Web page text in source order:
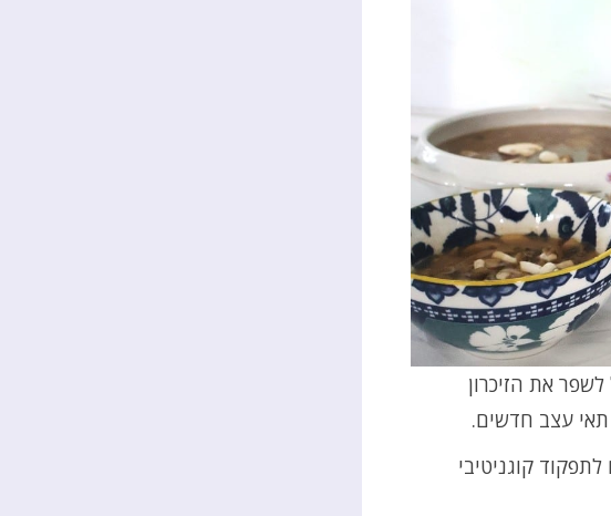
את הזיכרון
תאי עצב חדשים.
קוגניטיבי